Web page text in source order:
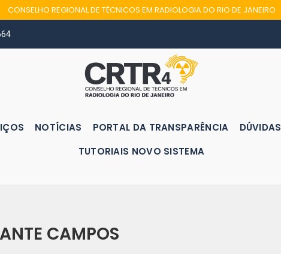
CONSELHO REGIONAL DE TÉCNICOS EM RADIOLOGIA DO RIO DE JANEIRO
NOTÍCIAS PORTAL DA TRANSPARÊNCIA DÚVIDAS
TUTORIAIS NOVO SISTEMA
CAMPOS